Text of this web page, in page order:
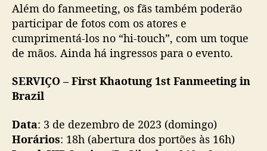
i
r
o
f
n
t
i
Além do fanmeeting, os fãs também poderão
participar de fotos com os atores e
cumprimentá-los no “hi-touch”, com um toque
de mãos. Ainda há ingressos para o evento.
SERVIÇO – First Khaotung 1st Fanmeeting in
Brazil
Data: 3 de dezembro de 2023 (domingo)
Horários: 18h (abertura dos portões às 16h)